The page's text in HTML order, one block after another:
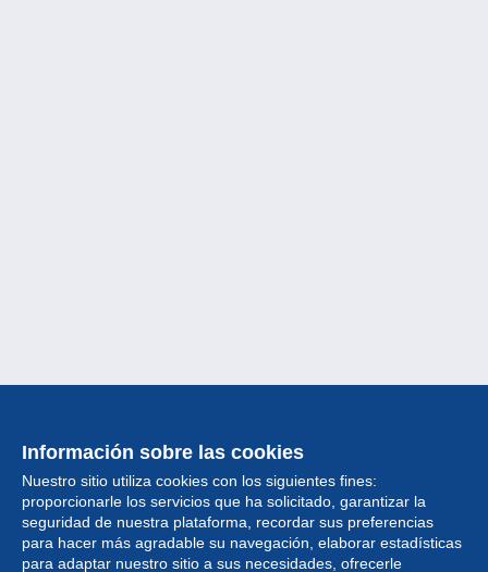
Información sobre las cookies
Nuestro sitio utiliza cookies con los siguientes fines:
proporcionarle los servicios que ha solicitado, garantizar la
seguridad de nuestra plataforma, recordar sus preferencias
para hacer más agradable su navegación, elaborar estadísticas
para adaptar nuestro sitio a sus necesidades, ofrecerle